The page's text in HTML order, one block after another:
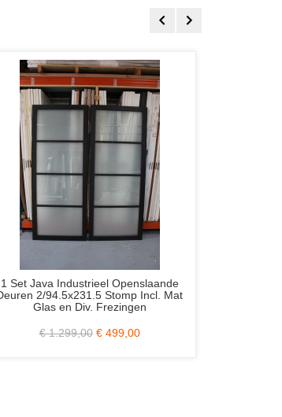
SKS 231 93x211.5
Mat Glas
€ 279,00
Svedex Ambiance Elite
RAL 9010 Alpine Wit